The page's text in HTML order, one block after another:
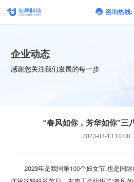
咨询热线:
企业动态
感谢您关注我们发展的每一步
“春风如你，芳华如你”三
2023-03-13 10:08